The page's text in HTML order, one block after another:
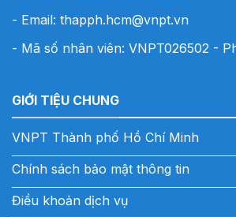
- Email: thapph.hcm@vnpt.vn
- Mã số nhân viên: VNPT026502 -
GIỚI TIỆU CHUNG
VNPT Thành phố Hồ Chí Minh
Chính sách bảo mật thông tin
Điều khoản dịch vụ